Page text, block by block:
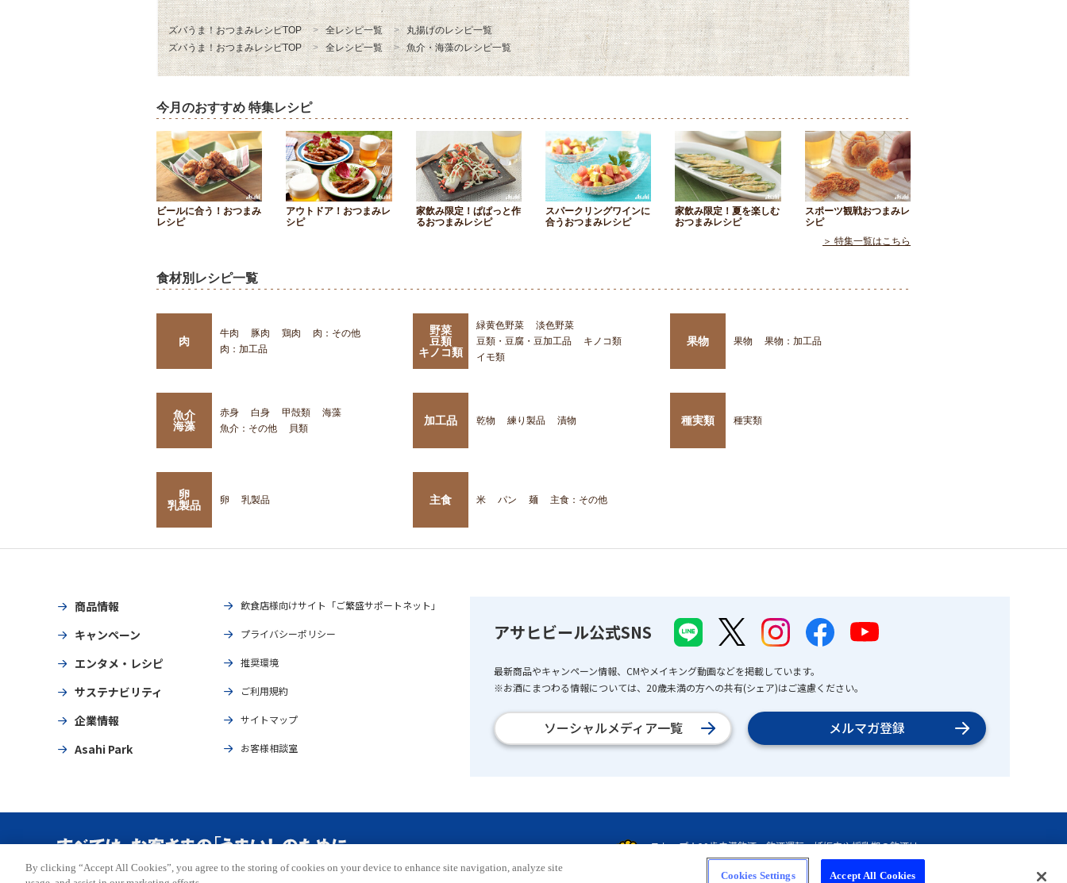
ズバうま！おつまみレシピTOP 全レシピ一覧
丸揚げのレシピ一覧
ズバうま！おつまみレシピTOP
全レシピ一覧 魚介・海藻のレシピ一覧
今月のおすすめ 特集レシピ
ビールに合う！おつまみ
レシピ
アウトドア！おつまみレ
シピ
家飲み限定！ぱぱっと作
るおつまみレシピ
スパークリングワインに
合うおつまみレシピ
家飲み限定！夏を楽しむ
おつまみレシピ
スポーツ観戦おつまみレ
シピ
＞ 特集一覧はこちら
食材別レシピ一覧
肉
牛肉 豚肉 鶏肉
肉：その他
肉：加工品
野菜
豆類
キノコ類
緑黄色野菜
淡色野菜
豆類・豆腐・豆加工品
キノコ類
イモ類
果物 果物 果物：加工品
魚介
海藻
赤身 白身 甲殻類
海藻
魚介：その他
貝類
加工品 乾物 練り製品 漬物 種実類 種実類
卵
乳製品
卵 乳製品 主食 米 パン 麺 主食：その他
商品情報
キャンペーン
エンタメ・レシピ
サステナビリティ
企業情報
Asahi Park
飲食店様向けサイト「ご繁盛サポートネット」
プライバシーポリシー
推奨環境
ご利用規約
サイトマップ
お客様相談室
アサヒビール公式SNS
最新商品やキャンペーン情報、CMやメイキング動画などを掲載しています。
※お酒にまつわる情報については、20歳未満の方への共有(シェア)はご遠慮ください。
ソーシャルメディア一覧 メルマガ登録
Copyright © ASAHI BREWERIES, LTD. All rights reserved.
By clicking “Accept All Cookies”, you agree to the storing of cookies on your device to enhance site navigation, analyze site
Cookies Settings Accept All Cookies